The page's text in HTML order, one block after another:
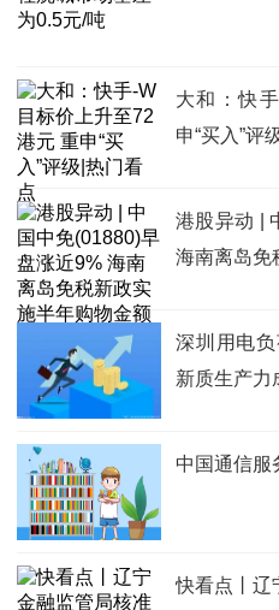
大和：快
申“买入”评
港股异动 |
海南离岛免
深圳用电
新质生产力
中国通信服
快看点丨辽